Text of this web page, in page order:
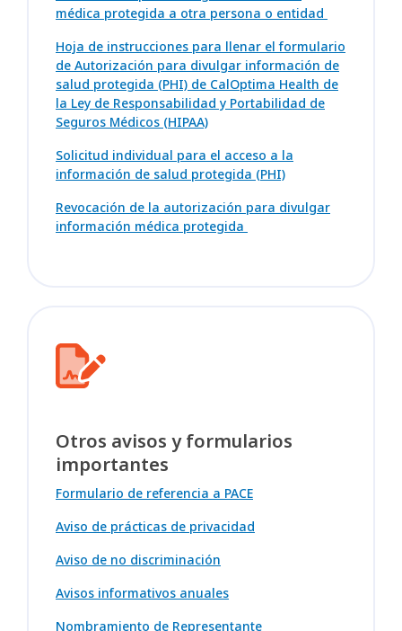
médica protegida a otra persona o entidad
Hoja de instrucciones para llenar el formulario
de Autorización para divulgar información de
salud protegida (PHI) de CalOptima Health de
la Ley de Responsabilidad y Portabilidad de
Seguros Médicos (HIPAA)
Solicitud individual para el acceso a la
información de salud protegida (PHI)
Revocación de la autorización para divulgar
información médica protegida
Otros avisos y formularios
importantes
Formulario de referencia a PACE
Aviso de prácticas de privacidad
Aviso de no discriminación
Avisos informativos anuales
Nombramiento de Representante